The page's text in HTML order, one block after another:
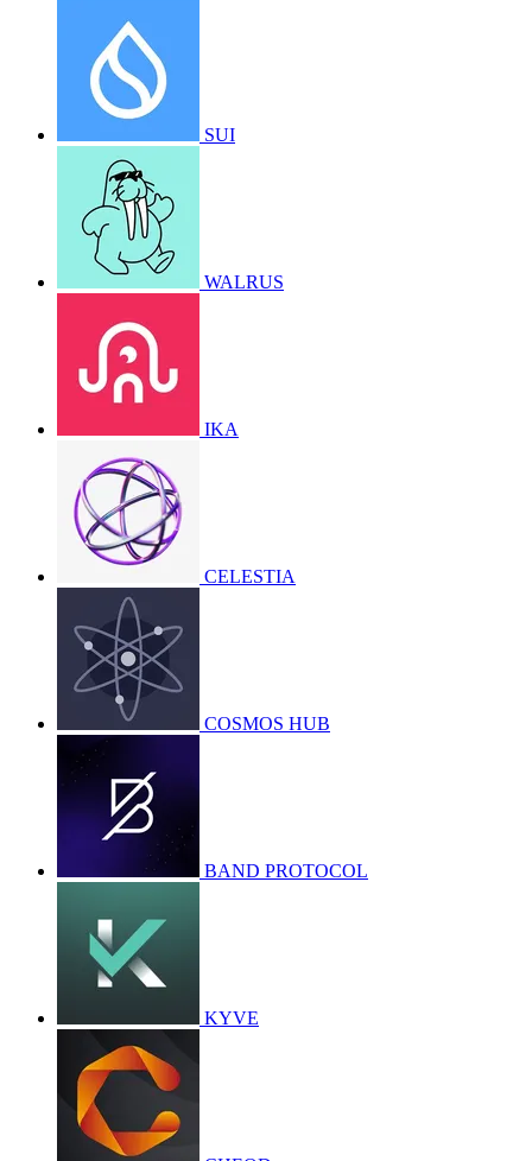
SUI
WALRUS
IKA
CELESTIA
COSMOS HUB
BAND PROTOCOL
KYVE